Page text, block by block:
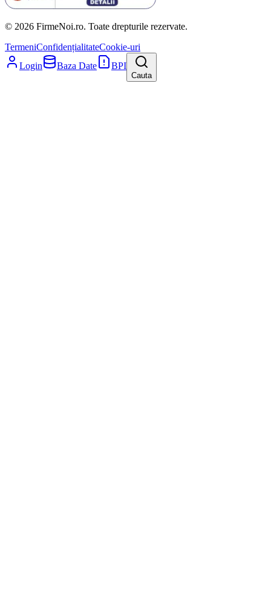
© 2026 FirmeNoi.ro. Toate drepturile rezervate.
TermeniConfidențialitateCookie-uri
Login
Baza Date BPI
Cauta